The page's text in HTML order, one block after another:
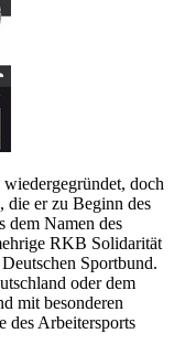
doch
die er zu Beginn des
dem Namen des
RKB Solidarität
Sportbund.
oder dem
mit besonderen
des Arbeitersports